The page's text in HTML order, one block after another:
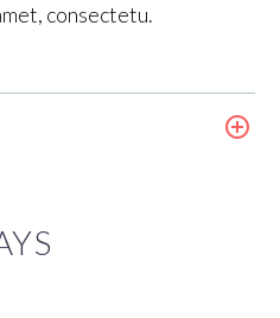
consectetu.